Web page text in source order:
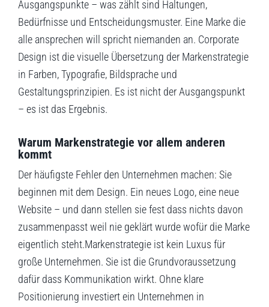
Ausgangspunkte – was zählt sind Haltungen,
Bedürfnisse und Entscheidungsmuster. Eine Marke die
alle ansprechen will spricht niemanden an. Corporate
Design ist die visuelle Übersetzung der Markenstrategie
in Farben, Typografie, Bildsprache und
Gestaltungsprinzipien. Es ist nicht der Ausgangspunkt
– es ist das Ergebnis.
Warum Markenstrategie vor allem anderen
kommt
Der häufigste Fehler den Unternehmen machen: Sie
beginnen mit dem Design. Ein neues Logo, eine neue
Website – und dann stellen sie fest dass nichts davon
zusammenpasst weil nie geklärt wurde wofür die Marke
eigentlich steht.Markenstrategie ist kein Luxus für
große Unternehmen. Sie ist die Grundvoraussetzung
dafür dass Kommunikation wirkt. Ohne klare
Positionierung investiert ein Unternehmen in